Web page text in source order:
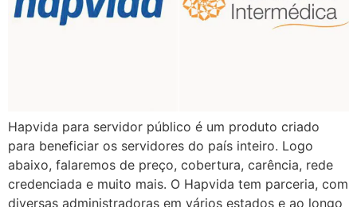
Hapvida para servidor público é um produto criado
para beneficiar os servidores do país inteiro. Logo
abaixo, falaremos de preço, cobertura, carência, rede
credenciada e muito mais. O Hapvida tem parceria, com
diversas administradoras em vários estados e ao longo